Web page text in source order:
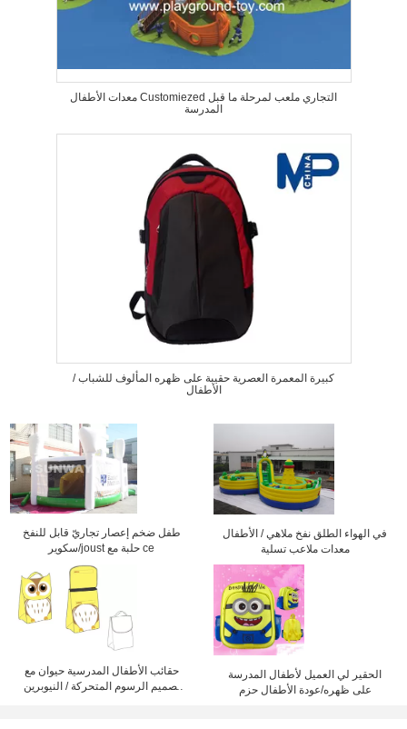
معدات الأطفال Customiezed التجاري ملعب لمرحلة ما قبل
المدرسة
كبيرة المعمرة العصرية حقيبة على ظهره المألوف للشباب /
الأطفال
طفل ضخم إعصار تجاريّ قابل للنفخ
سكوير/joust حلبة مع ce
في الهواء الطلق نفخ ملاهي / الأطفال
معدات ملاعب تسلية
حقائب الأطفال المدرسية حيوان مع
تصميم الرسوم المتحركة / النيوبرين
الحقير لي العميل لأطفال المدرسة
على ظهره/عودة الأطفال حزم